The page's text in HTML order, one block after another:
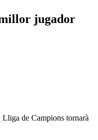
jugador
Lliga de Campions tornarà